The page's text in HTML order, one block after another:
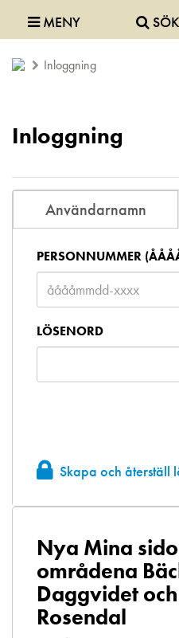
MENY SÖK
Inloggning
Inloggning
Användarnamn
PERSONNUMMER
LÖSENORD
Skapa och återställ
Nya Mina
områdena
Daggvidet
Rosendal